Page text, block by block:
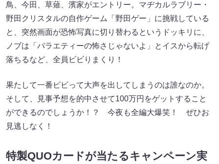
鳥、今田、草薙、濱家がエントリー。マヂカルラブリー・
野田クリスタルの自作ゲーム「野田ゲー」に挑戦している
と、突然画面が恐怖写真に切り替わるというドッキリに、
ノブは「バラエティーの怖さじゃないよ」とイスから転げ
落ちるなど、全員ビビりまくり！
果たして一番ビビって大声を出してしまうのは誰なのか。
そして、見事予想を的中させて100万円をゲットすること
ができるのでしょうか！？ 今夜も全編大爆笑！ ぜひお
見逃しなく！
特製QUOカードが当たるキャンペーン実